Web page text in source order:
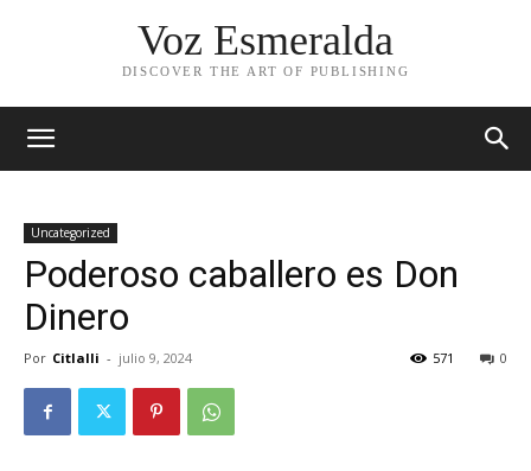
Voz Esmeralda
DISCOVER THE ART OF PUBLISHING
Uncategorized
Poderoso caballero es Don
Dinero
Por Citlalli - julio 9, 2024 0
571